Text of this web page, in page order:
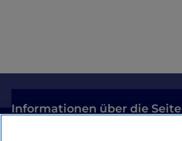
Informationen über die Seite